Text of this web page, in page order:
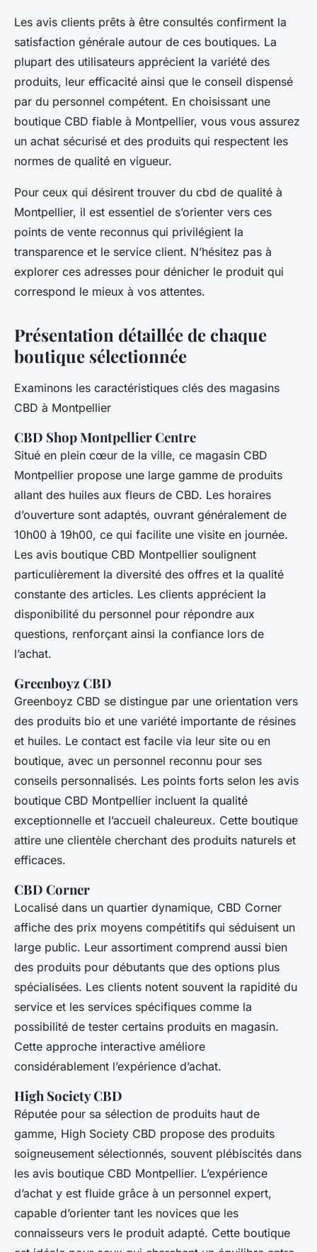
Les avis clients prêts à être consultés confirment la
satisfaction générale autour de ces boutiques. La
plupart des utilisateurs apprécient la variété des
produits, leur efficacité ainsi que le conseil dispensé
par du personnel compétent. En choisissant une
boutique CBD fiable à Montpellier, vous vous assurez
un achat sécurisé et des produits qui respectent les
normes de qualité en vigueur.
Pour ceux qui désirent trouver du cbd de qualité à
Montpellier, il est essentiel de s’orienter vers ces
points de vente reconnus qui privilégient la
transparence et le service client. N’hésitez pas à
explorer ces adresses pour dénicher le produit qui
correspond le mieux à vos attentes.
Présentation détaillée de chaque
boutique sélectionnée
Examinons les caractéristiques clés des magasins
CBD à Montpellier
CBD Shop Montpellier Centre
Situé en plein cœur de la ville, ce magasin CBD
Montpellier propose une large gamme de produits
allant des huiles aux fleurs de CBD. Les horaires
d’ouverture sont adaptés, ouvrant généralement de
10h00 à 19h00, ce qui facilite une visite en journée.
Les avis boutique CBD Montpellier soulignent
particulièrement la diversité des offres et la qualité
constante des articles. Les clients apprécient la
disponibilité du personnel pour répondre aux
questions, renforçant ainsi la confiance lors de
l’achat.
Greenboyz CBD
Greenboyz CBD se distingue par une orientation vers
des produits bio et une variété importante de résines
et huiles. Le contact est facile via leur site ou en
boutique, avec un personnel reconnu pour ses
conseils personnalisés. Les points forts selon les avis
boutique CBD Montpellier incluent la qualité
exceptionnelle et l’accueil chaleureux. Cette boutique
attire une clientèle cherchant des produits naturels et
efficaces.
CBD Corner
Localisé dans un quartier dynamique, CBD Corner
affiche des prix moyens compétitifs qui séduisent un
large public. Leur assortiment comprend aussi bien
des produits pour débutants que des options plus
spécialisées. Les clients notent souvent la rapidité du
service et les services spécifiques comme la
possibilité de tester certains produits en magasin.
Cette approche interactive améliore
considérablement l’expérience d’achat.
High Society CBD
Réputée pour sa sélection de produits haut de
gamme, High Society CBD propose des produits
soigneusement sélectionnés, souvent plébiscités dans
les avis boutique CBD Montpellier. L’expérience
d’achat y est fluide grâce à un personnel expert,
capable d’orienter tant les novices que les
connaisseurs vers le produit adapté. Cette boutique